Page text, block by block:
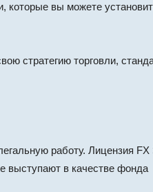
которые вы можете
стратегию торговли,
работу. Лицензия FX
выступают в качестве фонда